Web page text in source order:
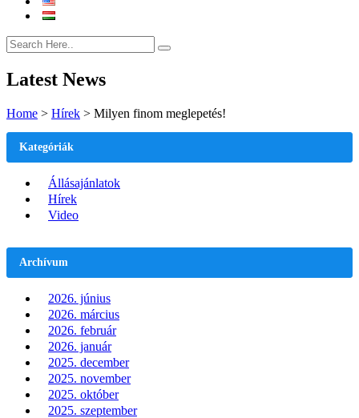
Latest News
Home > Hírek > Milyen finom meglepetés!
Kategóriák
Állásajánlatok
Hírek
Video
Archívum
2026. június
2026. március
2026. február
2026. január
2025. december
2025. november
2025. október
2025. szeptember